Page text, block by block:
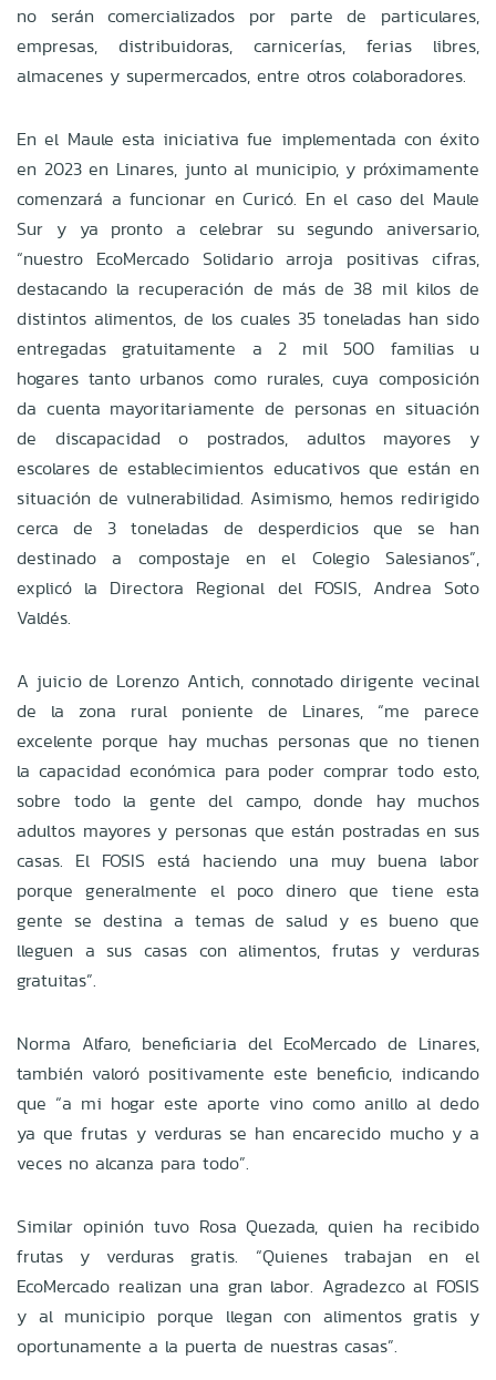
no serán comercializados por parte de particulares,
empresas, distribuidoras, carnicerías, ferias libres,
almacenes y supermercados, entre otros colaboradores.
En el Maule esta iniciativa fue implementada con éxito
en 2023 en Linares, junto al municipio, y próximamente
comenzará a funcionar en Curicó. En el caso del Maule
Sur y ya pronto a celebrar su segundo aniversario,
“nuestro EcoMercado Solidario arroja positivas cifras,
destacando la recuperación de más de 38 mil kilos de
distintos alimentos, de los cuales 35 toneladas han sido
entregadas gratuitamente a 2 mil 500 familias u
hogares tanto urbanos como rurales, cuya composición
da cuenta mayoritariamente de personas en situación
de discapacidad o postrados, adultos mayores y
escolares de establecimientos educativos que están en
situación de vulnerabilidad. Asimismo, hemos redirigido
cerca de 3 toneladas de desperdicios que se han
destinado a compostaje en el Colegio Salesianos”,
explicó la Directora Regional del FOSIS, Andrea Soto
Valdés.
A juicio de Lorenzo Antich, connotado dirigente vecinal
de la zona rural poniente de Linares, “me parece
excelente porque hay muchas personas que no tienen
la capacidad económica para poder comprar todo esto,
sobre todo la gente del campo, donde hay muchos
adultos mayores y personas que están postradas en sus
casas. El FOSIS está haciendo una muy buena labor
porque generalmente el poco dinero que tiene esta
gente se destina a temas de salud y es bueno que
lleguen a sus casas con alimentos, frutas y verduras
gratuitas”.
Norma Alfaro, beneficiaria del EcoMercado de Linares,
también valoró positivamente este beneficio, indicando
que “a mi hogar este aporte vino como anillo al dedo
ya que frutas y verduras se han encarecido mucho y a
veces no alcanza para todo”.
Similar opinión tuvo Rosa Quezada, quien ha recibido
frutas y verduras gratis. “Quienes trabajan en el
EcoMercado realizan una gran labor. Agradezco al FOSIS
y al municipio porque llegan con alimentos gratis y
oportunamente a la puerta de nuestras casas”.